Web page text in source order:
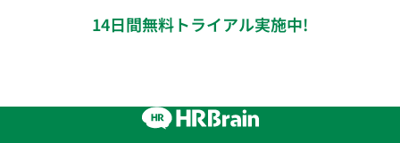
14日間無料トライアル実施中!